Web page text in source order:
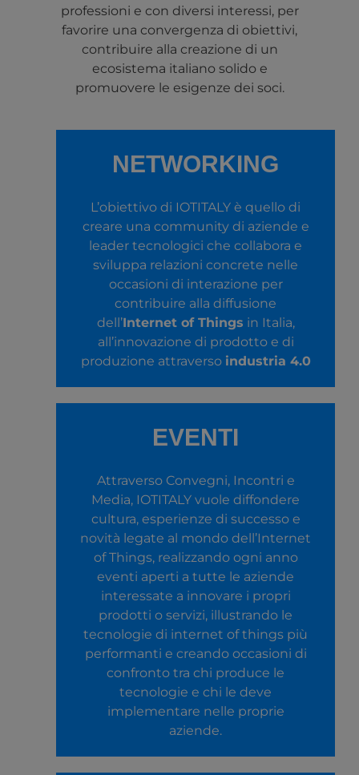
professioni e con diversi interessi, per
favorire una convergenza di obiettivi,
contribuire alla creazione di un
ecosistema italiano solido e
promuovere le esigenze dei soci.
NETWORKING
L’obiettivo di IOTITALY è quello di
creare una community di aziende e
leader tecnologici che collabora e
sviluppa relazioni concrete nelle
occasioni di interazione per
contribuire alla diffusione
dell’Internet of Things in Italia,
all’innovazione di prodotto e di
produzione attraverso industria 4.0
EVENTI
Attraverso Convegni, Incontri e
Media, IOTITALY vuole diffondere
cultura, esperienze di successo e
novità legate al mondo dell’Internet
of Things, realizzando ogni anno
eventi aperti a tutte le aziende
interessate a innovare i propri
prodotti o servizi, illustrando le
tecnologie di internet of things più
performanti e creando occasioni di
confronto tra chi produce le
tecnologie e chi le deve
implementare nelle proprie
aziende.